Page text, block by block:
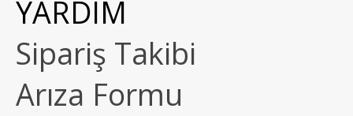
YARDIM
Sipariş Takibi
Arıza Formu